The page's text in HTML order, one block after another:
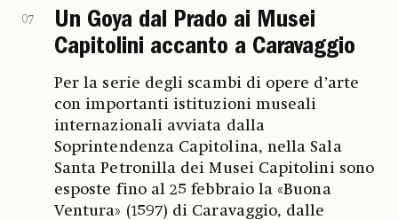
07
Un Goya dal Prado ai Musei
Capitolini accanto a Caravaggio
Per la serie degli scambi di opere d’arte
con importanti istituzioni museali
internazionali avviata dalla
Soprintendenza Capitolina, nella Sala
Santa Petronilla dei Musei Capitolini sono
esposte fino al 25 febbraio la «Buona
Ventura» (1597) di Caravaggio, dalle